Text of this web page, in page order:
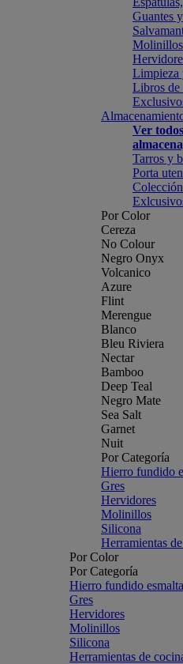
Guantes
Molinillos
Limpieza
Libros de
Ver
Tarros y
Porta
Por Color
Cereza
No Colour
Negro Onyx
Volcanico
Azure
Flint
Merengue
Blanco
Bleu Riviera
Nectar
Bamboo
Deep Teal
Negro Mate
Sea Salt
Garnet
Nuit
Por Categoría
Hierro fundido
Gres
Hervidores
Molinillos
Silicona
Herramientas
Por Color
Por Categoría
Hierro fundido
Gres
Hervidores
Molinillos
Silicona
Herramientas de